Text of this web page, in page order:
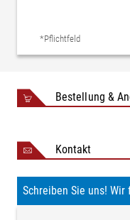
*Pflichtfeld
Bestellung &
Kontakt
Schreiben Sie uns!